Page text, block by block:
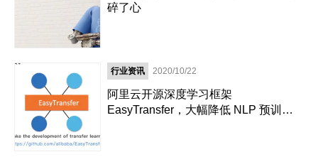
碎了心
行业资讯 2020/10/22
阿里云开源深度学习框架
EasyTransfer，大幅降低 NLP 预训练